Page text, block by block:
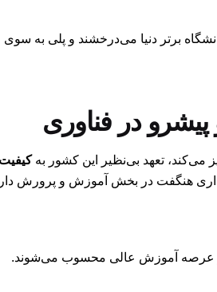
آماده‌اید تا مدرکی معتبر از دانشگاه‌هایی بگیرید که در فهرست ۱۰۰
می‌کند، تعهد بی‌نظیر این کشور به
هنگفت در بخش آموزش و پرورش
در عرصه آموزش عالی محسوب می‌شوند.